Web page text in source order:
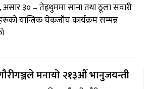
असार ३० – तेह्रथुममा साना तथा ठूला सवारी
यान्त्रिक चेकजाँच कार्यक्रम सम्पन्न
मनायो २१३औँ भानुजयन्ती